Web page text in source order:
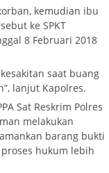
kemudian ibu
ke SPKT
8 Februari 2018
saat buang
lanjut Kapolres.
Sat Reskrim Polres
melakukan
barang bukti
hukum lebih